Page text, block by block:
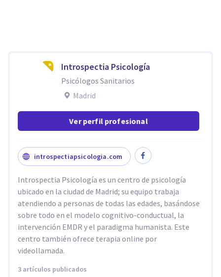
Introspectia Psicología
Psicólogos Sanitarios
Madrid
Ver perfil profesional
introspectiapsicologia.com
Introspectia Psicología es un centro de psicología
ubicado en la ciudad de Madrid; su equipo trabaja
atendiendo a personas de todas las edades, basándose
sobre todo en el modelo cognitivo-conductual, la
intervención EMDR y el paradigma humanista. Este
centro también ofrece terapia online por
videollamada.
3 artículos publicados